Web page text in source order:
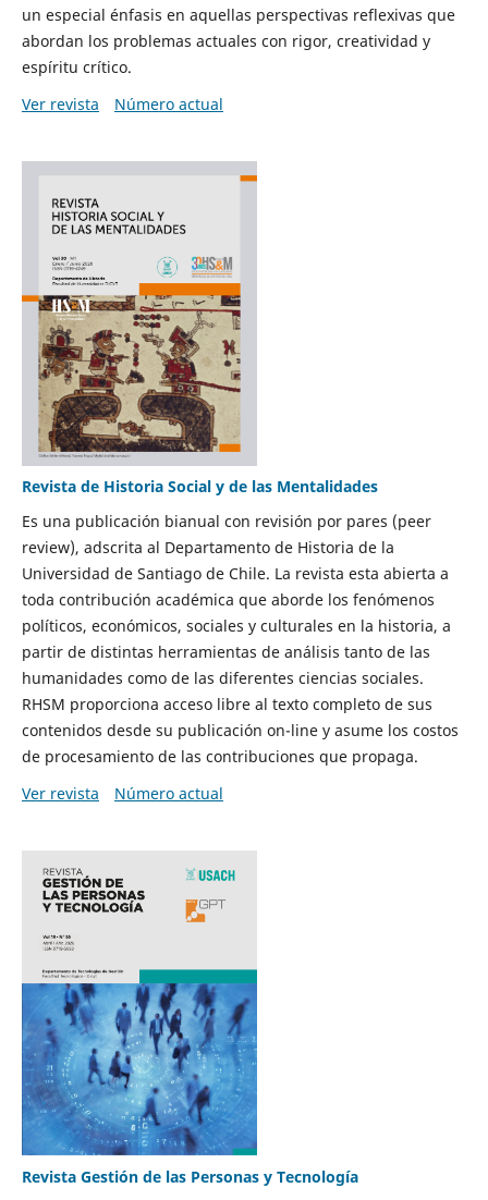
un especial énfasis en aquellas perspectivas reflexivas que
abordan los problemas actuales con rigor, creatividad y
espíritu crítico.
Ver revista
Número actual
Revista de Historia Social y de las Mentalidades
Es una publicación bianual con revisión por pares (peer
review), adscrita al Departamento de Historia de la
Universidad de Santiago de Chile. La revista esta abierta a
toda contribución académica que aborde los fenómenos
políticos, económicos, sociales y culturales en la historia, a
partir de distintas herramientas de análisis tanto de las
humanidades como de las diferentes ciencias sociales.
RHSM proporciona acceso libre al texto completo de sus
contenidos desde su publicación on-line y asume los costos
de procesamiento de las contribuciones que propaga.
Ver revista
Número actual
Revista Gestión de las Personas y Tecnología